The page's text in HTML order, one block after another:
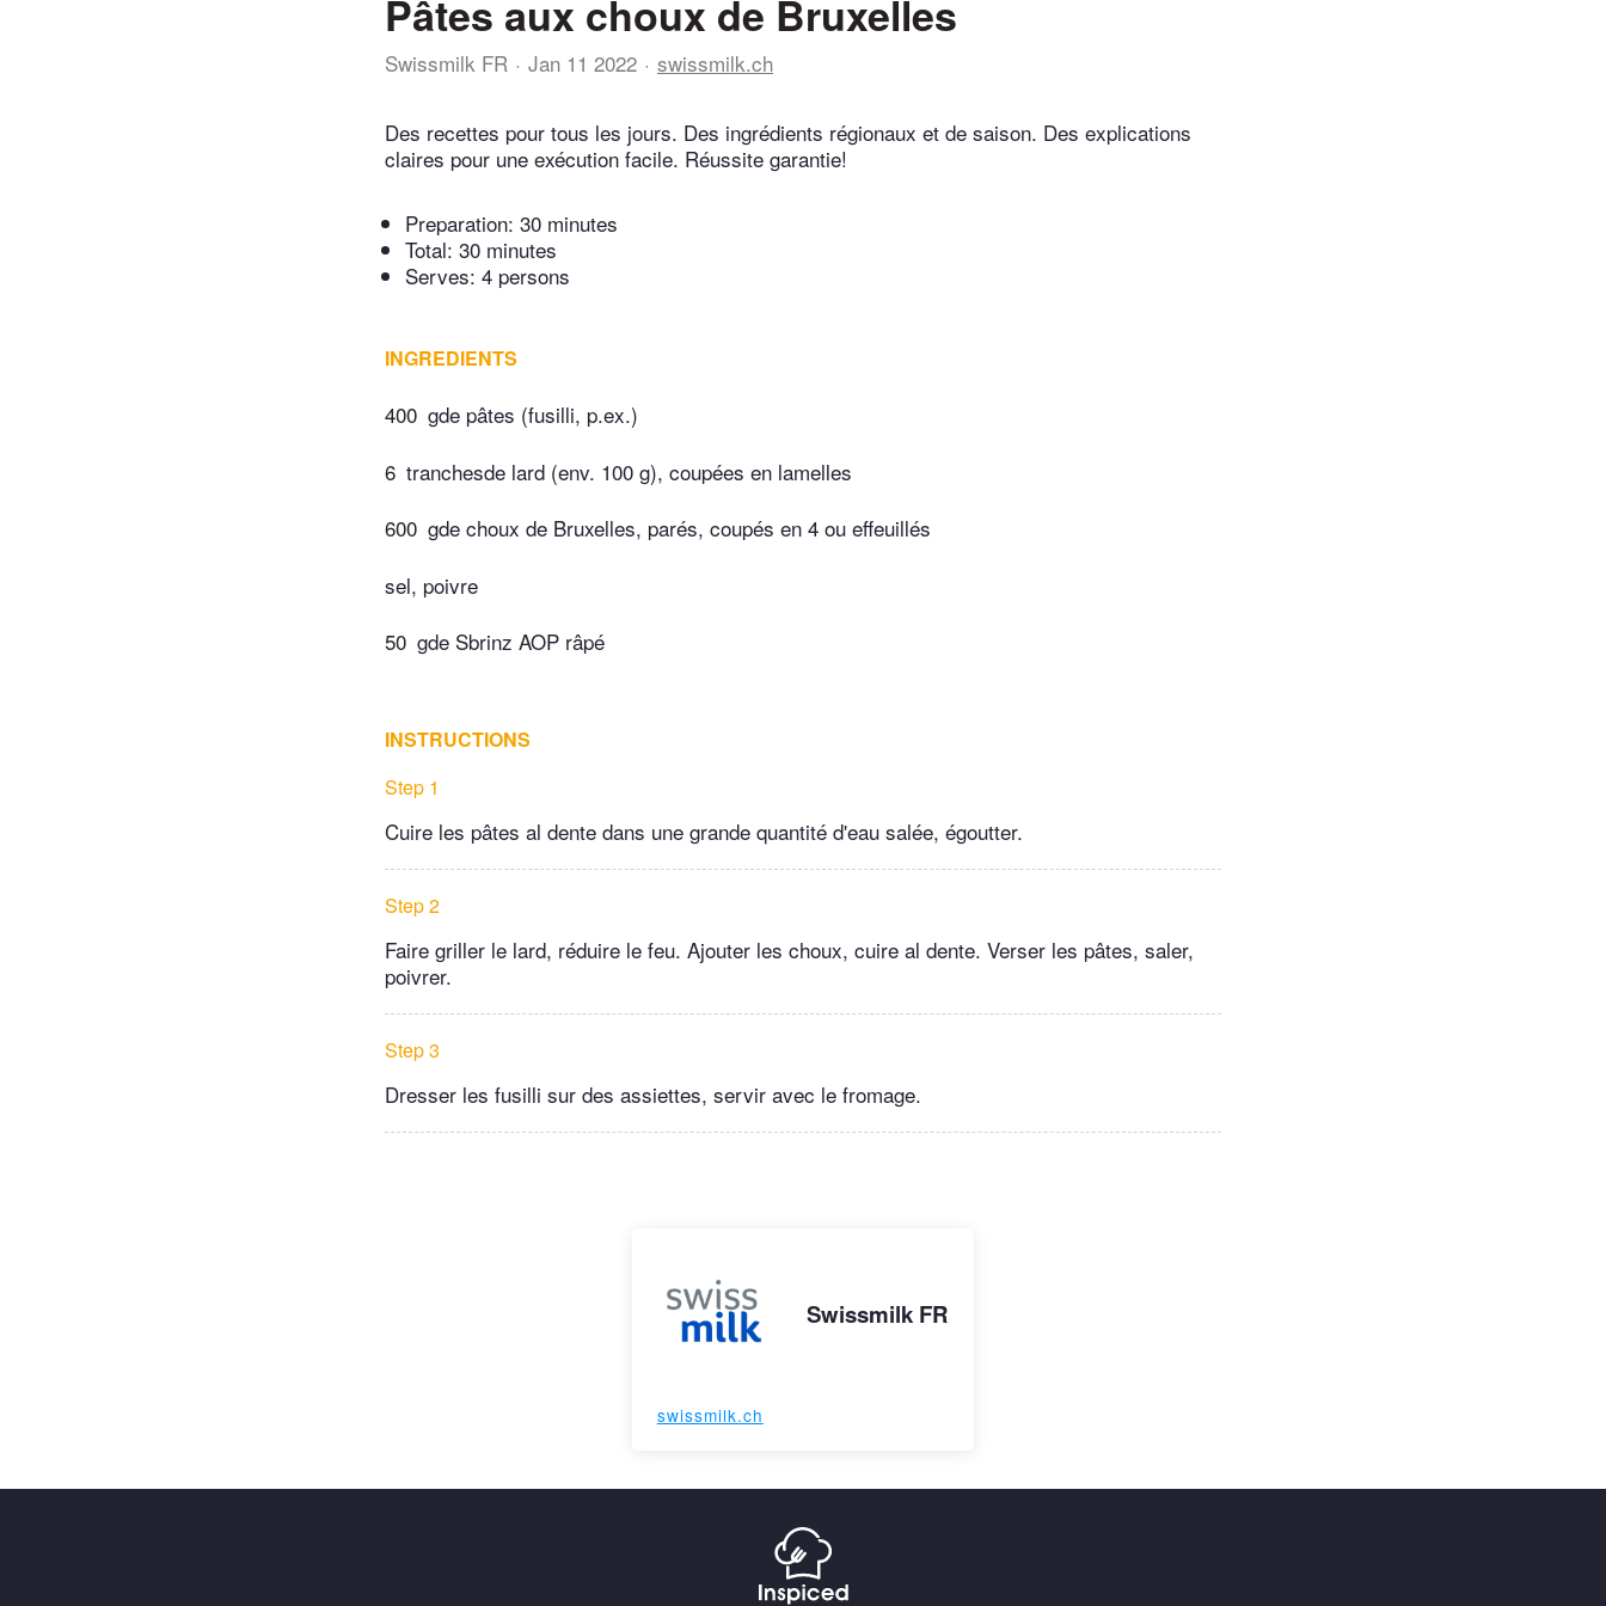
Pâtes aux choux de Bruxelles
Swissmilk FR Jan 11 2022 swissmilk.ch
Des recettes pour tous les jours. Des ingrédients régionaux et de saison. Des explications
claires pour une exécution facile. Réussite garantie!
Preparation: 30 minutes
Total: 30 minutes
Serves: 4 persons
INGREDIENTS
400 gde pâtes (fusilli, p.ex.)
6 tranchesde lard (env. 100 g), coupées en lamelles
600 gde choux de Bruxelles, parés, coupés en 4 ou effeuillés
sel, poivre
50 gde Sbrinz AOP râpé
INSTRUCTIONS
Step 1
Cuire les pâtes al dente dans une grande quantité d'eau salée, égoutter.
Step 2
Faire griller le lard, réduire le feu. Ajouter les choux, cuire al dente. Verser les pâtes, saler,
poivrer.
Step 3
Dresser les fusilli sur des assiettes, servir avec le fromage.
Swissmilk FR
swissmilk.ch